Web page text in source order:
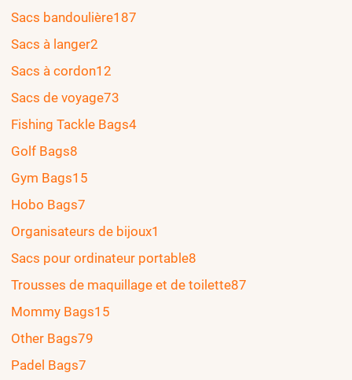
Sacs bandoulière187
Sacs à langer2
Sacs à cordon12
Sacs de voyage73
Fishing Tackle Bags4
Golf Bags8
Gym Bags15
Hobo Bags7
Organisateurs de bijoux1
Sacs pour ordinateur portable8
Trousses de maquillage et de toilette87
Mommy Bags15
Other Bags79
Padel Bags7